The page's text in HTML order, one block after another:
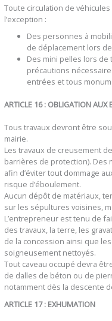
Toute circulation de
l’exception :
Des personnes à
de déplacement lors
Des mini pelles lors de
précautions
entrées et tous
ARTICLE 16 : OBLIGATION AUX
Tous travaux devront être
mairie.
Les travaux de creusement
barrières de protection).
afin d’éviter tout dommage
risque d’éboulement.
Aucun dépôt de matériaux,
sur les sépultures voisines,
L’entrepreneur est tenu de
des travaux, la terre, les
de la concession ainsi que
soigneusement nettoyés.
Tout caveau occupé devra
de dalles de béton ou de
notamment dès la descente
ARTICLE 17 : EXHUMATION